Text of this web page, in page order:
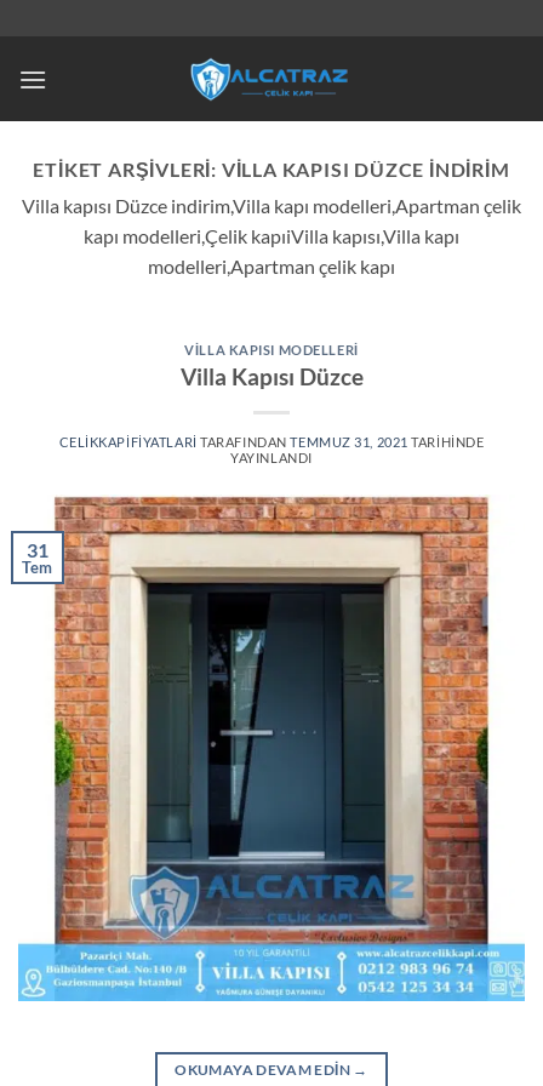
ETIKET ARŞIVLERI: VILLA KAPISI DÜZCE INDIRIM
Villa kapısı Düzce indirim,Villa kapı modelleri,Apartman çelik
kapı modelleri,Çelik kapıiVilla kapısı,Villa kapı
modelleri,Apartman çelik kapı
VILLA KAPISI MODELLERI
Villa Kapısı Düzce
CELIKKAPIFIYATLARI TARAFINDAN TEMMUZ 31, 2021 TARIHINDE
YAYINLANDI
31
Tem
OKUMAYA DEVAM EDIN →